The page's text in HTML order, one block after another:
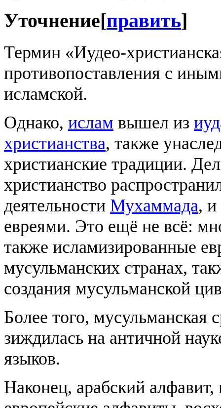
Уточнение[править]
Термин «Иудео-
противопоставления с
исламской.
Однако, ислам вышел из
христианства, также
христианские традиции.
христианство
деятельности Мухаммада,
евреями. Это ещё не всё:
также исламизированные
мусульманских странах,
создания мусульманской
Более того, мусульманская
зиждилась на античной
языков.
Наконец, арабский алфавит,